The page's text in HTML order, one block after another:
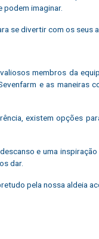
podem imaginar.
se divertir com os seus
membros da
e as maneiras
existem opções
e uma
dar.
pela nossa aldeia